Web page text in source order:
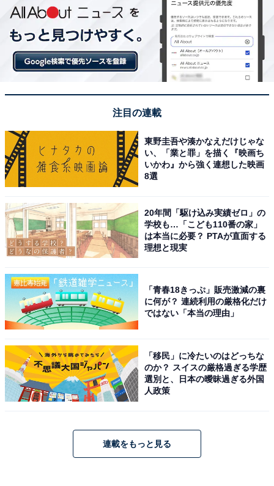
注目の連載
東野圭吾や湊かなえだけじゃな
い、「業と罪」を描く『映画ち
いかわ』から強く連想した映画
8選
20年間「駆け込み実績ゼロ」の
学校も…「こども110番の家」
は本当に必要？ PTAが直面する
理想と現実
「青春18きっぷ」販売激減の裏
に何が？ 連続利用の厳格化だけ
ではない「本当の理由」
「移民」に冷たいのはどっちな
のか？ スイスの厳格過ぎる学歴
選別と、日本の曖昧過ぎる外国
人政策
連載をもっと見る